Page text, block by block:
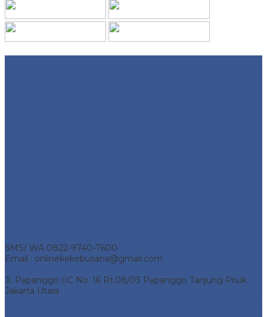
SMS/ WA 0822-9740-7600
Email : onlinekekebusana@gmail.com
Jl. Papanggo IIC No. 16 Rt.08/03 Papanggo Tanjung Priuk
Jakarta Utara